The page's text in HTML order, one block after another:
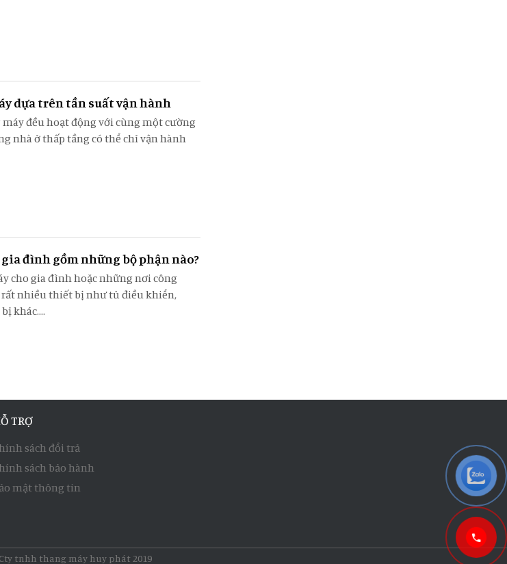
dựa trên tần suất vận hành
đều hoạt động với cùng một cường
nhà ở thấp tầng có thể chỉ vận hành
đình gồm những bộ phận nào?
cho gia đình hoặc những nơi công
rất nhiều thiết bị như tủ điều khiển,
khác....
TRỢ
sách đổi trả
sách bảo hành
mật thông tin
tnhh thang máy huy phát 2019